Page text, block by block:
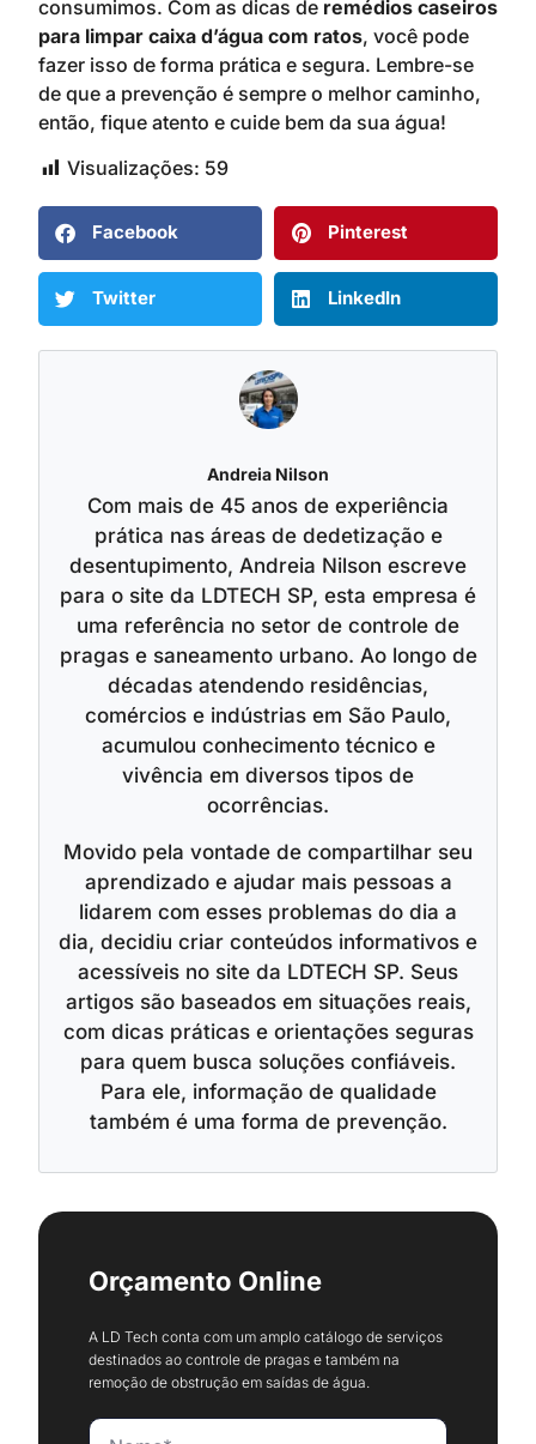
consumimos. Com as dicas de remédios caseiros
para limpar caixa d’água com ratos, você pode
fazer isso de forma prática e segura. Lembre-se
de que a prevenção é sempre o melhor caminho,
então, fique atento e cuide bem da sua água!
Visualizações: 59
Facebook Pinterest
Twitter LinkedIn
Andreia Nilson
Com mais de 45 anos de experiência
prática nas áreas de dedetização e
desentupimento, Andreia Nilson escreve
para o site da LDTECH SP, esta empresa é
uma referência no setor de controle de
pragas e saneamento urbano. Ao longo de
décadas atendendo residências,
comércios e indústrias em São Paulo,
acumulou conhecimento técnico e
vivência em diversos tipos de
ocorrências.
Movido pela vontade de compartilhar seu
aprendizado e ajudar mais pessoas a
lidarem com esses problemas do dia a
dia, decidiu criar conteúdos informativos e
acessíveis no site da LDTECH SP. Seus
artigos são baseados em situações reais,
com dicas práticas e orientações seguras
para quem busca soluções confiáveis.
Para ele, informação de qualidade
também é uma forma de prevenção.
Orçamento Online
A LD Tech conta com um amplo catálogo de serviços
destinados ao controle de pragas e também na
remoção de obstrução em saídas de água.